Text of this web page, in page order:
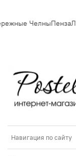
ЧелныПенза
Навигация по сайту